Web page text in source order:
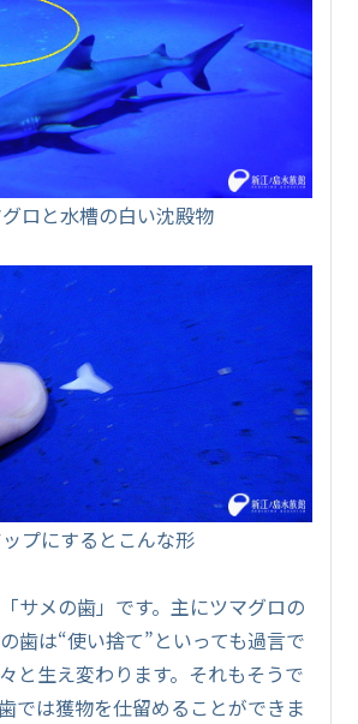
ロと水槽の白い沈殿物
プにするとこんな形
サメの歯」です。主にツマグロの
歯は“使い捨て”といっても過言で
と生え変わります。それもそうで
では獲物を仕留めることができま